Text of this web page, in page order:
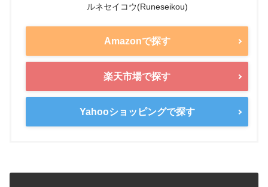
ルネセイコウ(Runeseikou)
Amazonで探す
楽天市場で探す
Yahooショッピングで探す